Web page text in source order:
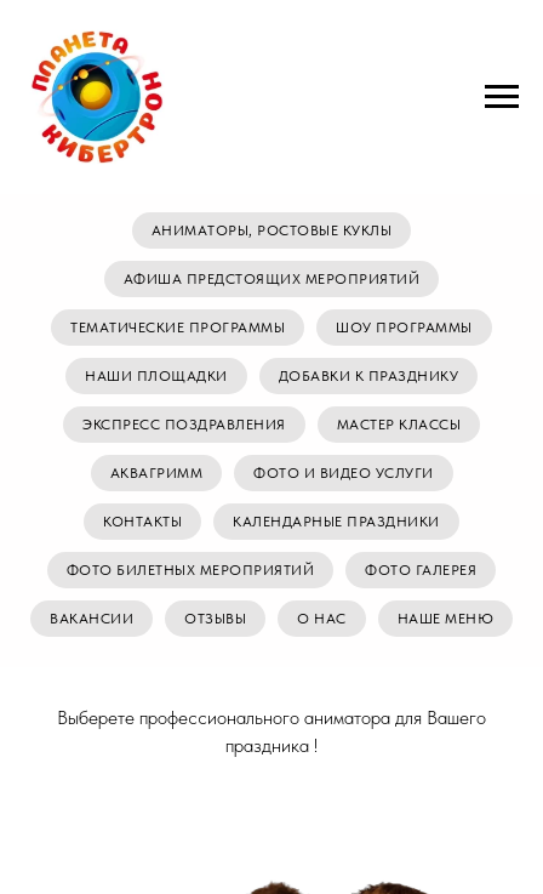
АНИМАТОРЫ, РОСТОВЫЕ КУКЛЫ
АФИША ПРЕДСТОЯЩИХ МЕРОПРИЯТИЙ
ТЕМАТИЧЕСКИЕ ПРОГРАММЫ ШОУ ПРОГРАММЫ
НАШИ ПЛОЩАДКИ ДОБАВКИ К ПРАЗДНИКУ
ЭКСПРЕСС ПОЗДРАВЛЕНИЯ МАСТЕР КЛАССЫ
АКВАГРИММ ФОТО И ВИДЕО УСЛУГИ
КОНТАКТЫ КАЛЕНДАРНЫЕ ПРАЗДНИКИ
ФОТО БИЛЕТНЫХ МЕРОПРИЯТИЙ ФОТО ГАЛЕРЕЯ
ВАКАНСИИ ОТЗЫВЫ О НАС НАШЕ МЕНЮ
Выберете профессионального аниматора для Вашего
праздника !